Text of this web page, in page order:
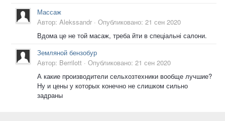
Массаж
Автор: Alekssandr · Опубликовано: 21 сен 2020
Вдома це не той масаж, треба йти в спеціальні салони.
Земляной бензобур
Автор: Berrilott · Опубликовано: 21 сен 2020
А какие производители сельхозтехники вообще лучшие?
Ну и цены у которых конечно не слишком сильно
задраны